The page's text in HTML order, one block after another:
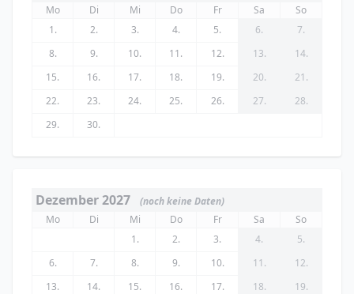
Mo
Di Mi Do Fr Sa
So
1.
2. 3. 4. 5. 6.
7.
8.
9. 10. 11. 12. 13.
14.
15.
16. 17. 18. 19. 20.
21.
22.
23. 24. 25. 26. 27.
28.
29.
30.
Dezember 2027
(noch keine Daten)
Mo
Di Mi Do Fr Sa
So
1.
2. 3. 4.
5.
6.
7. 8. 9. 10. 11.
12.
13.
14. 15. 16. 17. 18.
19.